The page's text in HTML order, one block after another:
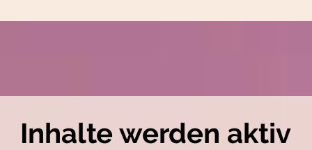
Inhalte werden aktiv